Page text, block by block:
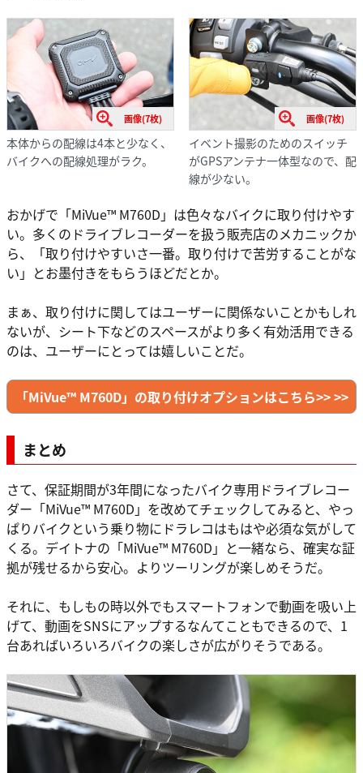
画像(7枚)
本体からの配線は4本と少なく、
バイクへの配線処理がラク。
画像(7枚)
イベント撮影のためのスイッチ
がGPSアンテナ一体型なので、配
線が少ない。
おかげで「MiVue™ M760D」は色々なバイクに取り付けやす
い。多くのドライブレコーダーを扱う販売店のメカニックか
ら、「取り付けやすいさ一番。取り付けで苦労することがな
い」とお墨付きをもらうほどだとか。
まぁ、取り付けに関してはユーザーに関係ないことかもしれ
ないが、シート下などのスペースがより多く有効活用できる
のは、ユーザーにとっては嬉しいことだ。
「MiVue™ M760D」の取り付けオプションはこちら>> >>
まとめ
さて、保証期間が3年間になったバイク専用ドライブレコー
ダー「MiVue™ M760D」を改めてチェックしてみると、やっ
ぱりバイクという乗り物にドラレコはもはや必須な気がして
くる。デイトナの「MiVue™ M760D」と一緒なら、確実な証
拠が残せるから安心。よりツーリングが楽しめそうだ。
それに、もしもの時以外でもスマートフォンで動画を吸い上
げて、動画をSNSにアップするなんてこともできるので、1
台あればいろいろバイクの楽しさが広がりそうである。